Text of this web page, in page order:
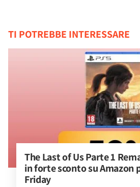
TI POTREBBE INTERESSARE
The Last of Us Parte 1
in forte sconto su Amazon
Friday